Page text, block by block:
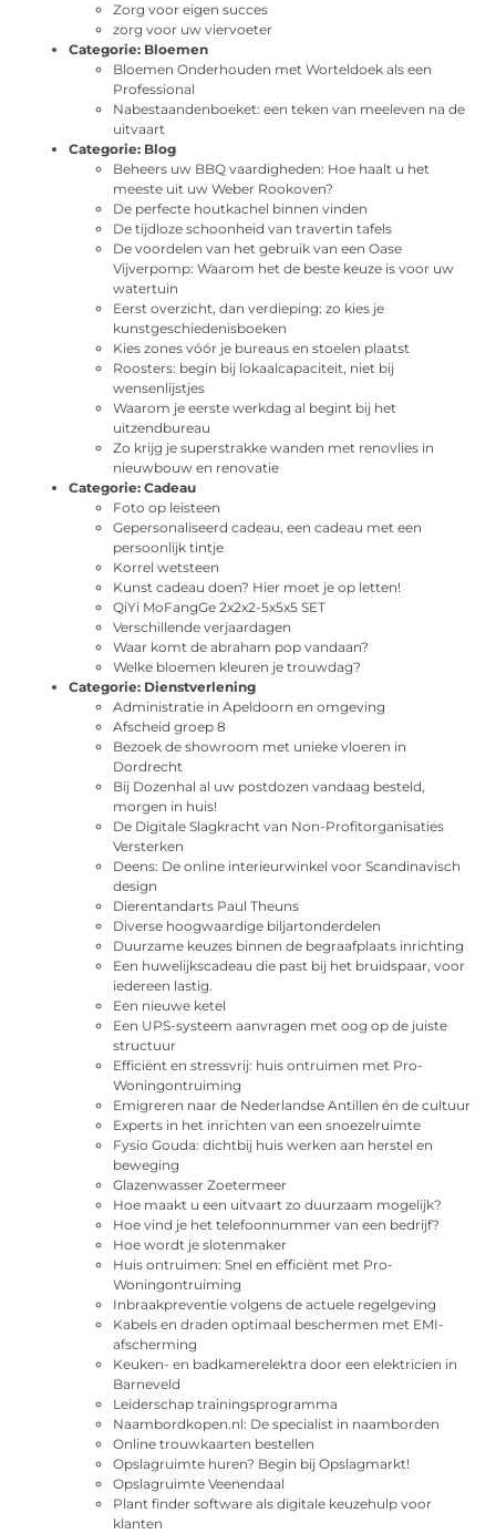
Zorg voor eigen succes
zorg voor uw viervoeter
Categorie: Bloemen
Bloemen Onderhouden met Worteldoek als een
Professional
Nabestaandenboeket: een teken van meeleven na de
uitvaart
Categorie: Blog
Beheers uw BBQ vaardigheden: Hoe haalt u het
meeste uit uw Weber Rookoven?
De perfecte houtkachel binnen vinden
De tijdloze schoonheid van travertin tafels
De voordelen van het gebruik van een Oase
Vijverpomp: Waarom het de beste keuze is voor uw
watertuin
Eerst overzicht, dan verdieping: zo kies je
kunstgeschiedenisboeken
Kies zones vóór je bureaus en stoelen plaatst
Roosters: begin bij lokaalcapaciteit, niet bij
wensenlijstjes
Waarom je eerste werkdag al begint bij het
uitzendbureau
Zo krijg je superstrakke wanden met renovlies in
nieuwbouw en renovatie
Categorie: Cadeau
Foto op leisteen
Gepersonaliseerd cadeau, een cadeau met een
persoonlijk tintje
Korrel wetsteen
Kunst cadeau doen? Hier moet je op letten!
QiYi MoFangGe 2x2x2-5x5x5 SET
Verschillende verjaardagen
Waar komt de abraham pop vandaan?
Welke bloemen kleuren je trouwdag?
Categorie: Dienstverlening
Administratie in Apeldoorn en omgeving
Afscheid groep 8
Bezoek de showroom met unieke vloeren in
Dordrecht
Bij Dozenhal al uw postdozen vandaag besteld,
morgen in huis!
De Digitale Slagkracht van Non-Profitorganisaties
Versterken
Deens: De online interieurwinkel voor Scandinavisch
design
Dierentandarts Paul Theuns
Diverse hoogwaardige biljartonderdelen
Duurzame keuzes binnen de begraafplaats inrichting
Een huwelijkscadeau die past bij het bruidspaar, voor
iedereen lastig.
Een nieuwe ketel
Een UPS-systeem aanvragen met oog op de juiste
structuur
Efficiënt en stressvrij: huis ontruimen met Pro-
Woningontruiming
Emigreren naar de Nederlandse Antillen én de cultuur
Experts in het inrichten van een snoezelruimte
Fysio Gouda: dichtbij huis werken aan herstel en
beweging
Glazenwasser Zoetermeer
Hoe maakt u een uitvaart zo duurzaam mogelijk?
Hoe vind je het telefoonnummer van een bedrijf?
Hoe wordt je slotenmaker
Huis ontruimen: Snel en efficiënt met Pro-
Woningontruiming
Inbraakpreventie volgens de actuele regelgeving
Kabels en draden optimaal beschermen met EMI-
afscherming
Keuken- en badkamerelektra door een elektricien in
Barneveld
Leiderschap trainingsprogramma
Naambordkopen.nl: De specialist in naamborden
Online trouwkaarten bestellen
Opslagruimte huren? Begin bij Opslagmarkt!
Opslagruimte Veenendaal
Plant finder software als digitale keuzehulp voor
klanten